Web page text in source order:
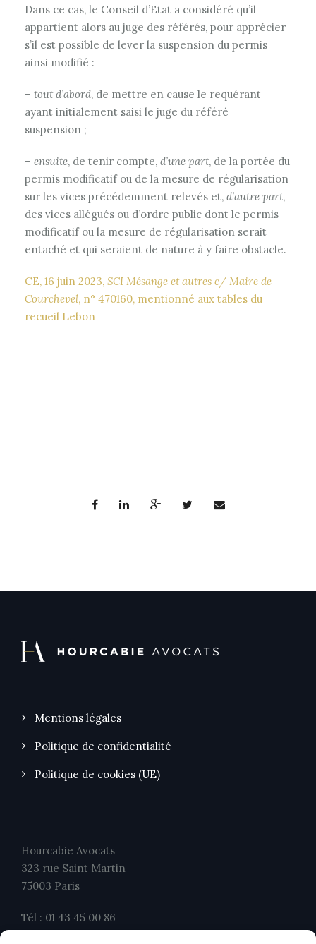
Dans ce cas, le Conseil d’Etat a considéré qu’il
appartient alors au juge des référés, pour apprécier
s’il est possible de lever la suspension du permis
ainsi modifié :
– tout d’abord, de mettre en cause le requérant
ayant initialement saisi le juge du référé
suspension ;
– ensuite, de tenir compte, d’une part, de la portée du
permis modificatif ou de la mesure de régularisation
sur les vices précédemment relevés et, d’autre part,
des vices allégués ou d’ordre public dont le permis
modificatif ou la mesure de régularisation serait
entaché et qui seraient de nature à y faire obstacle.
CE, 16 juin 2023, SCI Mésange et autres c/ Maire de
Courchevel, n° 470160, mentionné aux tables du
recueil Lebon
Mentions légales
Politique de confidentialité
Politique de cookies (UE)
Hourcabie Avocats
323 rue Saint Martin
75003 Paris
Tél : 01 43 45 00 86